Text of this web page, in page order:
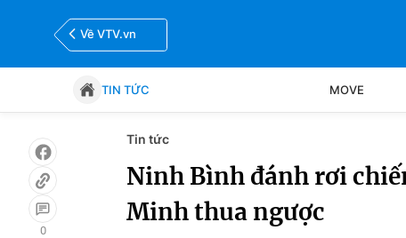
Về VTV.vn
TIN TỨC MOVE
Tin tức
Bóng đá Thể thao Điện tử
0
Tin tức
Ninh Bình đánh rơi
Minh thua ngược